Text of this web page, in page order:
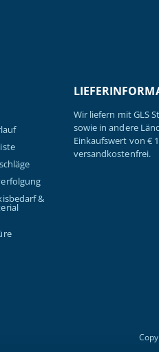
&
Wir liefern mit GLS
sowie in andere
Einkaufswert von €
versandkostenfrei.